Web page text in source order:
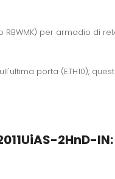
per armadio di
porta (ETH10),
2HnD-IN: